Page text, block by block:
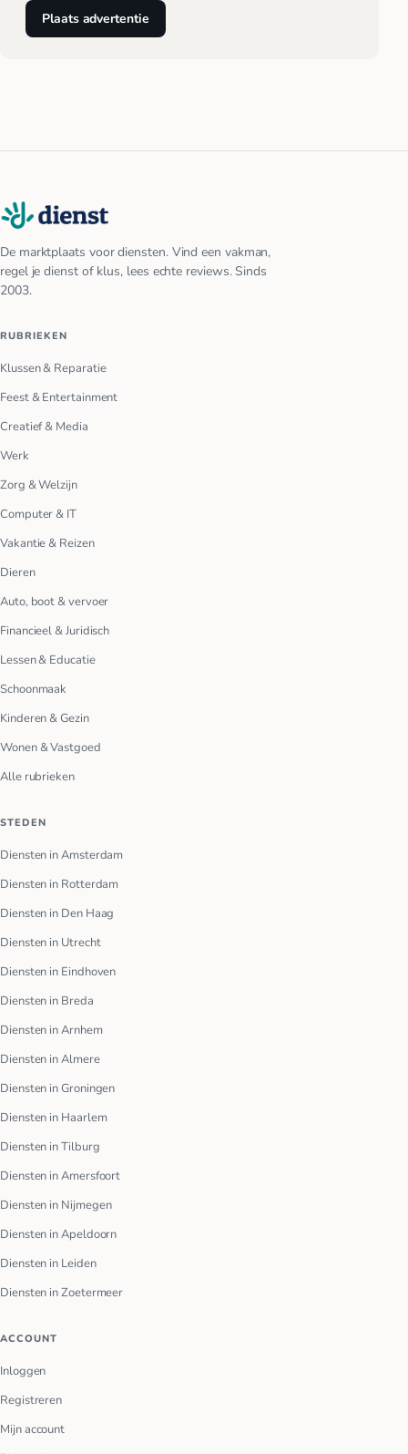
Plaats advertentie
De marktplaats voor diensten. Vind een vakman,
regel je dienst of klus, lees echte reviews. Sinds
2003.
RUBRIEKEN
Klussen & Reparatie
Feest & Entertainment
Creatief & Media
Werk
Zorg & Welzijn
Computer & IT
Vakantie & Reizen
Dieren
Auto, boot & vervoer
Financieel & Juridisch
Lessen & Educatie
Schoonmaak
Kinderen & Gezin
Wonen & Vastgoed
Alle rubrieken
STEDEN
Diensten in Amsterdam
Diensten in Rotterdam
Diensten in Den Haag
Diensten in Utrecht
Diensten in Eindhoven
Diensten in Breda
Diensten in Arnhem
Diensten in Almere
Diensten in Groningen
Diensten in Haarlem
Diensten in Tilburg
Diensten in Amersfoort
Diensten in Nijmegen
Diensten in Apeldoorn
Diensten in Leiden
Diensten in Zoetermeer
ACCOUNT
Inloggen
Registreren
Mijn account